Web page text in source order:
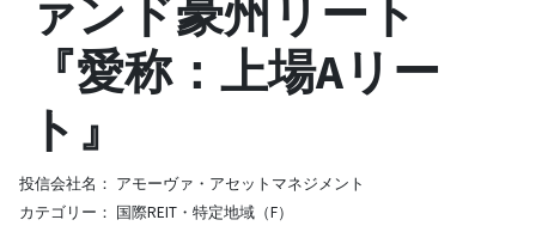
ァンド豪州リート
『愛称：上場Aリー
ト』
投信会社名： アモーヴァ・アセットマネジメント
カテゴリー： 国際REIT・特定地域（F）